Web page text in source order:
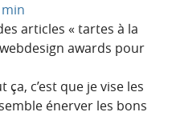
articles « tartes à la
awards pour
c’est que je vise les
énerver les bons